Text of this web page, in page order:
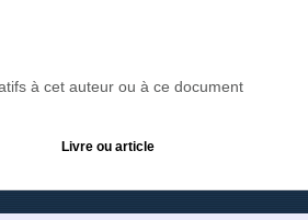
à cet auteur ou à ce document
Livre ou article